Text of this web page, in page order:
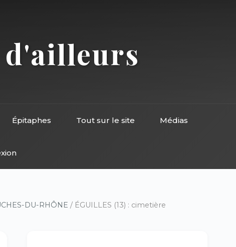
d'ailleurs
Épitaphes Tout sur le site Médias
DU-RHÔNE / ÉGUILLES (13) : cimetière